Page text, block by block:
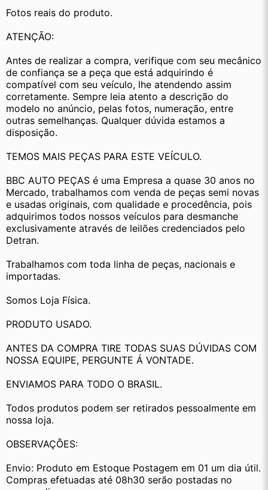
Fotos reais do produto.
ATENÇÃO:
Antes de realizar a compra, verifique com seu mecânico
de confiança se a peça que está adquirindo é
compatível com seu veículo, lhe atendendo assim
corretamente. Sempre leia atento a descrição do
modelo no anúncio, pelas fotos, numeração, entre
outras semelhanças. Qualquer dúvida estamos a
disposição.
TEMOS MAIS PEÇAS PARA ESTE VEÍCULO.
BBC AUTO PEÇAS é uma Empresa a quase 30 anos no
Mercado, trabalhamos com venda de peças semi novas
e usadas originais, com qualidade e procedência, pois
adquirimos todos nossos veículos para desmanche
exclusivamente através de leilões credenciados pelo
Detran.
Trabalhamos com toda linha de peças, nacionais e
importadas.
Somos Loja Física.
PRODUTO USADO.
ANTES DA COMPRA TIRE TODAS SUAS DÚVIDAS COM
NOSSA EQUIPE, PERGUNTE Á VONTADE.
ENVIAMOS PARA TODO O BRASIL.
Todos produtos podem ser retirados pessoalmente em
nossa loja.
OBSERVAÇÕES:
Envio: Produto em Estoque Postagem em 01 um dia útil.
Compras efetuadas até 08h30 serão postadas no